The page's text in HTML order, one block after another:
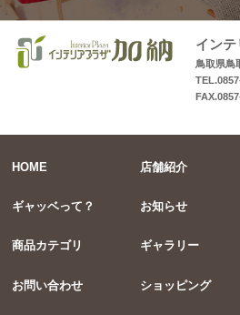
イン
鳥取県鳥
HOME 店舗紹介
ギャッベって？ お知らせ
商品カテゴリ ギャラリー
お問い合わせ ショッピング